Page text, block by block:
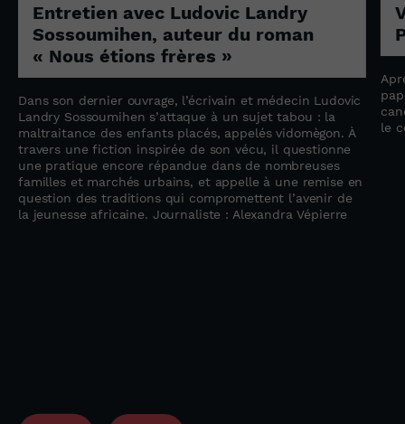
Entretien avec Ludovic Landry
Sossoumihen, auteur du roman
« Nous étions frères »
Dans son dernier ouvrage, l’écrivain et médecin Ludovic
Landry Sossoumihen s’attaque à un sujet tabou : la
maltraitance des enfants placés, appelés vidomègon. À
travers une fiction inspirée de son vécu, il questionne
une pratique encore répandue dans de nombreuses
familles et marchés urbains, et appelle à une remise en
question des traditions qui compromettent l’avenir de
la jeunesse africaine. Journaliste : Alexandra Vépierre
le